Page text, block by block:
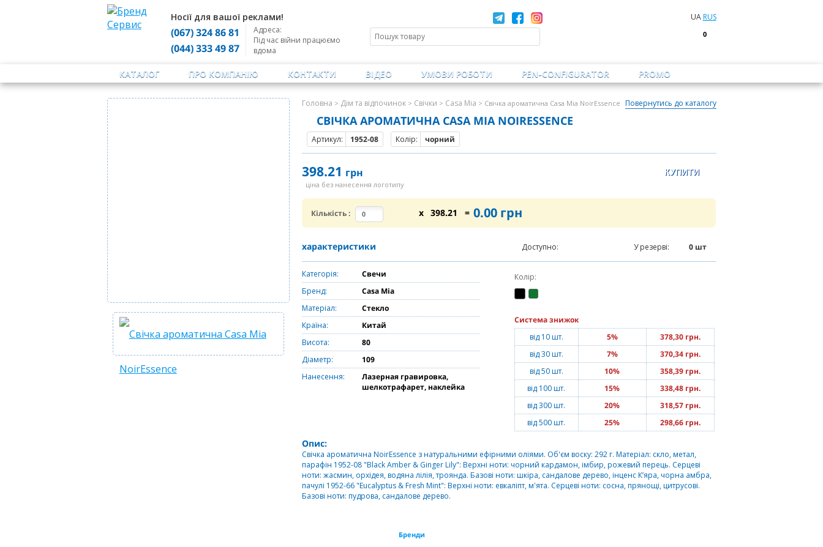
Носії для вашої реклами!
(067) 324 86 81
(044) 333 49 87
Адреса:
Під час війни працюємо
вдома
UA RUS
0
КАТАЛОГ ПРО КОМПАНІЮ КОНТАКТИ ВІДЕО УМОВИ РОБОТИ PEN-CONFIGURATOR PROMO
Головна > Дім та відпочинок > Свічки > Casa Mia > Свічка ароматична Casa Mia NoirEssence Повернутись до каталогу
СВІЧКА АРОМАТИЧНА CASA MIA NOIRESSENCE
Артикул: 1952-08 Колір: чорний
398.21 грн
ціна без нанесення логотипу
Кількість: x 398.21 = 0.00грн
характеристики Доступно: У резерві: 0шт
Категорія:
Свечи
Бренд:
Casa Mia
Матеріал:
Стекло
Країна:
Китай
Висота:
80
Діаметр:
109
Нанесення:
Лазерная гравировка,
шелкотрафарет, наклейка
Колір:
Система знижок
від 10 шт.
5%
378,30 грн.
від 30 шт.
7%
370,34 грн.
від 50 шт.
10%
358,39 грн.
від 100 шт.
15%
338,48 грн.
від 300 шт.
20%
318,57 грн.
від 500 шт.
25% 298,66 грн.
Опис:
Свічка ароматична NoirEssence з натуральними ефірними оліями. Об'єм воску: 292 г. Матеріал: скло, метал,
парафін 1952-08 "Black Amber & Ginger Lily": Верхні ноти: чорний кардамон, iмбир, рожевий перець. Серцеві
ноти: жасмин, орхідея, водяна лілія, троянда. Базові ноти: шкіра, сандалове дерево, iнценс К’яра, чорна амбра,
пачулі 1952-66 "Eucalyptus & Fresh Mint": Верхні ноти: евкаліпт, м'ята. Серцеві ноти: сосна, прянощі, цитрусові.
Базові ноти: пудрова, сандалове дерево.
Бренди